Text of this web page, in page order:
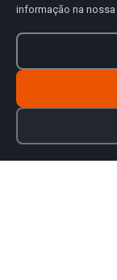
informação na nossa